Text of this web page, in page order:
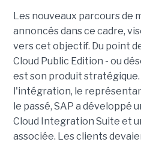
Les nouveaux parcours de
annoncés dans ce cadre,
vers cet objectif. Du point
Cloud Public Edition - ou
est son produit
l'intégration, le
le passé, SAP a
Cloud Integration Suite et
associée. Les clients